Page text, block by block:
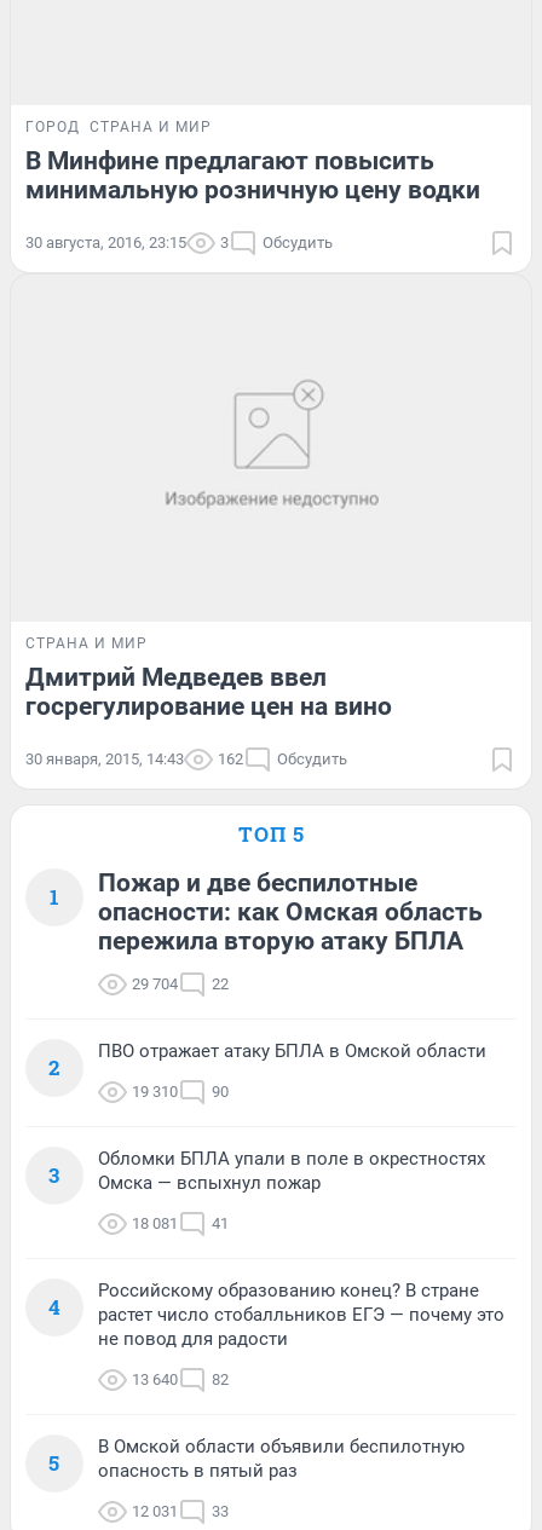
ГОРОД СТРАНА И МИР
В Минфине предлагают повысить
минимальную розничную цену водки
30 августа, 2016, 23:15 3 Обсудить
СТРАНА И МИР
Дмитрий Медведев ввел
госрегулирование цен на вино
30 января, 2015, 14:43 162 Обсудить
ТОП 5
1
Пожар и две беспилотные
опасности: как Омская область
пережила вторую атаку БПЛА
29 704 22
2
ПВО отражает атаку БПЛА в Омской области
19 310 90
3
Обломки БПЛА упали в поле в окрестностях
Омска — вспыхнул пожар
18 081 41
4
Российскому образованию конец? В стране
растет число стобалльников ЕГЭ — почему это
не повод для радости
13 640 82
5
В Омской области объявили беспилотную
опасность в пятый раз
12 031 33